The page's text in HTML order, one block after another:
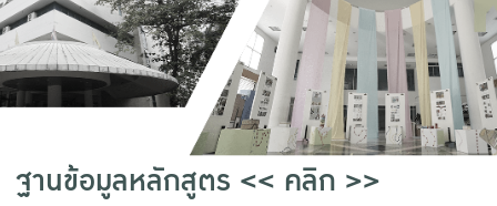
ฐานข้อมูลหลักสูตร << คลิก >>